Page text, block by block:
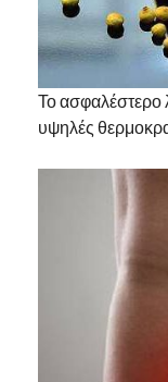
Το ασφαλέστερο
υψηλές